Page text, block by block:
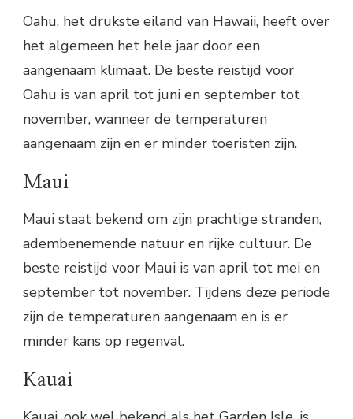
Oahu, het drukste eiland van Hawaii, heeft over
het algemeen het hele jaar door een
aangenaam klimaat. De beste reistijd voor
Oahu is van april tot juni en september tot
november, wanneer de temperaturen
aangenaam zijn en er minder toeristen zijn.
Maui
Maui staat bekend om zijn prachtige stranden,
adembenemende natuur en rijke cultuur. De
beste reistijd voor Maui is van april tot mei en
september tot november. Tijdens deze periode
zijn de temperaturen aangenaam en is er
minder kans op regenval.
Kauai